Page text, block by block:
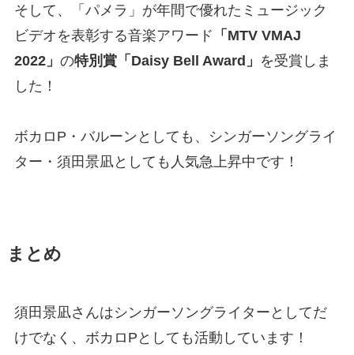
そして、「パメラ」が年間で優れたミュージック
ビデオを表彰する音楽アワード 「MTV VMAJ
2022」 の特別賞「Daisy Bell Award」 を受賞しま
した！
ボカロP・バルーンとしても、シンガーソングライ
ター・須田景凪としても人気急上昇中です！
まとめ
須田景凪さんはシンガーソングライターとしてだ
けでなく、ボカロPとしても活動しています！